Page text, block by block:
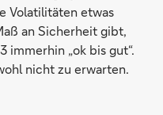
Volatilitäten etwas
an Sicherheit gibt,
immerhin „ok bis gut“.
nicht zu erwarten.